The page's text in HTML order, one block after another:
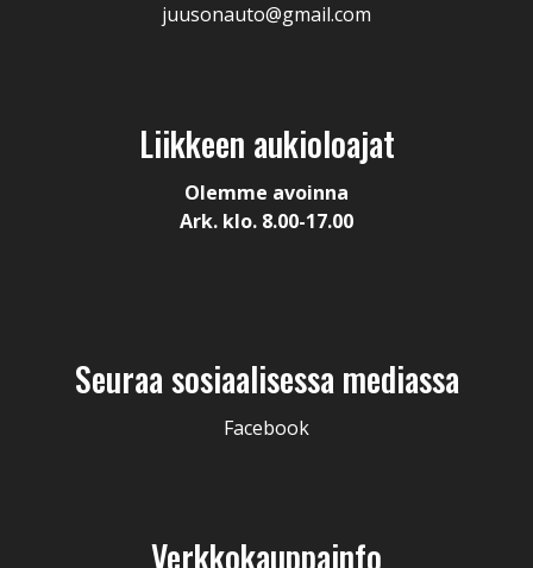
juusonauto@gmail.com
Liikkeen aukioloajat
Olemme avoinna
Ark. klo. 8.00-17.00
Seuraa sosiaalisessa mediassa
Facebook
Verkkokauppainfo